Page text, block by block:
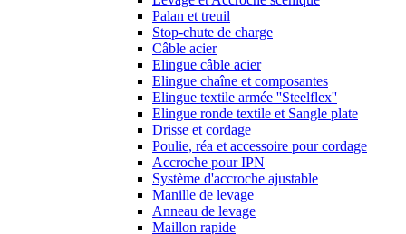
Palan et treuil
Stop-chute de charge
Câble acier
Elingue câble acier
Elingue chaîne et composantes
Elingue textile armée ''Steelflex''
Elingue ronde textile et Sangle plate
Drisse et cordage
Poulie, réa et accessoire pour cordage
Accroche pour IPN
Système d'accroche ajustable
Manille de levage
Anneau de levage
Maillon rapide